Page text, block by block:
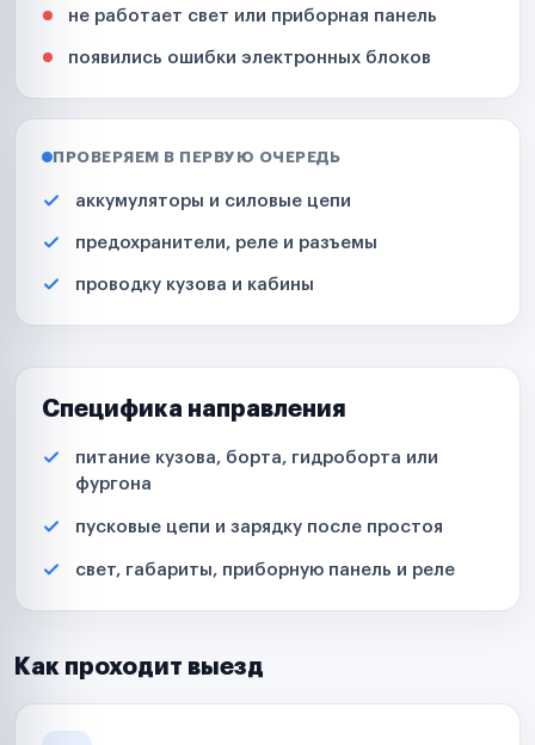
не работает свет или приборная панель
появились ошибки электронных блоков
ПРОВЕРЯЕМ В ПЕРВУЮ ОЧЕРЕДЬ
аккумуляторы и силовые цепи
предохранители, реле и разъемы
проводку кузова и кабины
Специфика направления
питание кузова, борта, гидроборта или
фургона
пусковые цепи и зарядку после простоя
свет, габариты, приборную панель и реле
Как проходит выезд